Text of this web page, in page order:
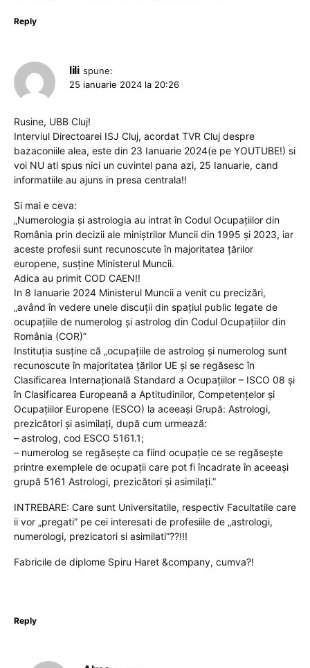
Reply
lili spune:
25 ianuarie 2024 la 20:26
Rusine, UBB Cluj!
Interviul Directoarei ISJ Cluj, acordat TVR Cluj despre
bazaconiile alea, este din 23 Ianuarie 2024(e pe YOUTUBE!) si
voi NU ati spus nici un cuvintel pana azi, 25 Ianuarie, cand
informatiile au ajuns in presa centrala!!
Si mai e ceva:
„Numerologia și astrologia au intrat în Codul Ocupațiilor din
România prin decizii ale miniștrilor Muncii din 1995 și 2023, iar
aceste profesii sunt recunoscute în majoritatea țărilor
europene, susține Ministerul Muncii.
Adica au primit COD CAEN!!
In 8 Ianuarie 2024 Ministerul Muncii a venit cu precizări,
„având în vedere unele discuții din spațiul public legate de
ocupațiile de numerolog și astrolog din Codul Ocupațiilor din
România (COR)”
Instituția susține că „ocupațiile de astrolog și numerolog sunt
recunoscute în majoritatea țărilor UE și se regăsesc în
Clasificarea Internațională Standard a Ocupațiilor – ISCO 08 și
în Clasificarea Europeană a Aptitudinilor, Competențelor și
Ocupațiilor Europene (ESCO) la aceeași Grupă: Astrologi,
prezicători și asimilați, după cum urmează:
– astrolog, cod ESCO 5161.1;
– numerolog se regăsește ca fiind ocupație ce se regăsește
printre exemplele de ocupații care pot fi încadrate în aceeași
grupă 5161 Astrologi, prezicători și asimilați.”
INTREBARE: Care sunt Universitatile, respectiv Facultatile care
ii vor „pregati” pe cei interesati de profesiile de „astrologi,
numerologi, prezicatori si asimilati”??!!!
Fabricile de diplome Spiru Haret &company, cumva?!
Reply